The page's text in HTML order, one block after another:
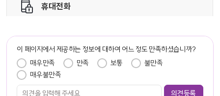
이 페이지에서 제공하는 정보에 대하여 어느 정도 만족하셨습니까?
매우만족 만족 보통
불만족
매우불만족